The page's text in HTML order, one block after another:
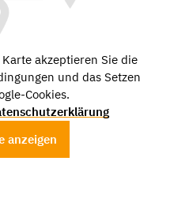
akzeptieren Sie die
und das Setzen
Cookies.
anzeigen